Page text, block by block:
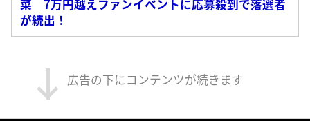
菜 7万円越えファンイベントに応募殺到で落選者
が続出！
広告の下にコンテンツが続きます